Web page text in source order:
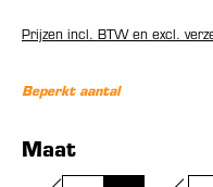
Prijzen incl. BTW en excl.
Beperkt aantal
Selecteer
Maat